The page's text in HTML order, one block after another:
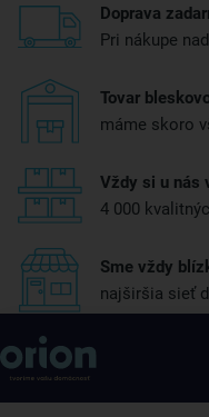
Doprava
Pri nákupe
Tovar
máme skoro
Vždy si u nás
4 000
Sme vždy
najširšia sieť
Získajte rady,
ktokoľvek iný
Prihláste sa k odberu nášho